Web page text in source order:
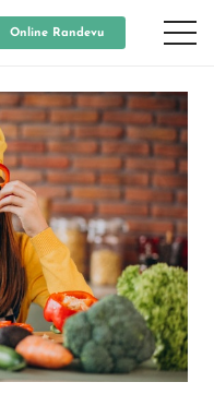
Online Randevu